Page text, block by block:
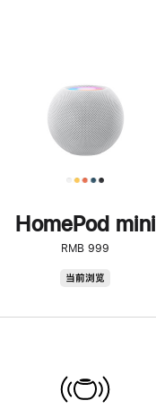
HomePod mini
RMB 999
当前浏览